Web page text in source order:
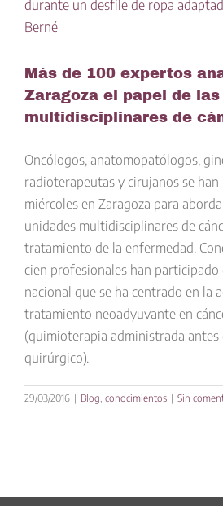
Más de 100 expertos
Zaragoza el papel de
multidisciplinares de
Oncólogos, anatomopatólogos,
radioterapeutas y cirujanos se
miércoles en Zaragoza para
unidades multidisciplinares de
tratamiento de la enfermedad.
cien profesionales han participado
nacional que se ha centrado en la
tratamiento neoadyuvante en
(quimioterapia administrada
quirúrgico).
29/03/2016 | Blog, conocimientos | Sin